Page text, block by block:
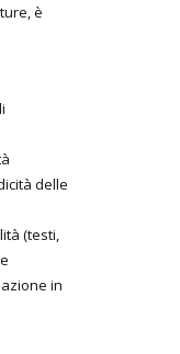
è
delle
(testi,
in